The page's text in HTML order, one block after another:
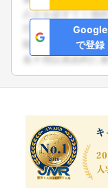
Google
で登録